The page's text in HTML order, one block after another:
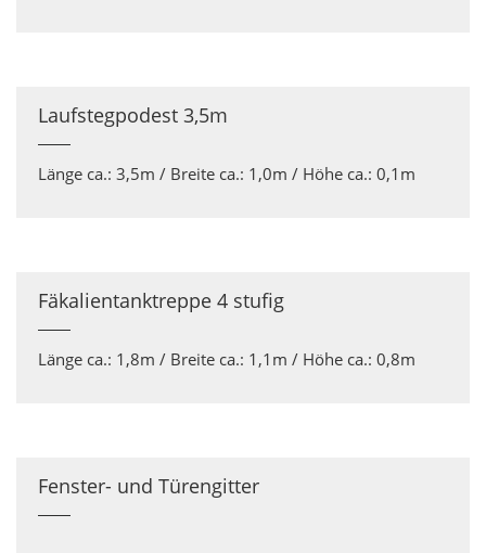
Laufstegpodest 3,5m
Länge ca.: 3,5m / Breite ca.: 1,0m / Höhe ca.: 0,1m
Fäkalientanktreppe 4 stufig
Länge ca.: 1,8m / Breite ca.: 1,1m / Höhe ca.: 0,8m
Fenster- und Türengitter